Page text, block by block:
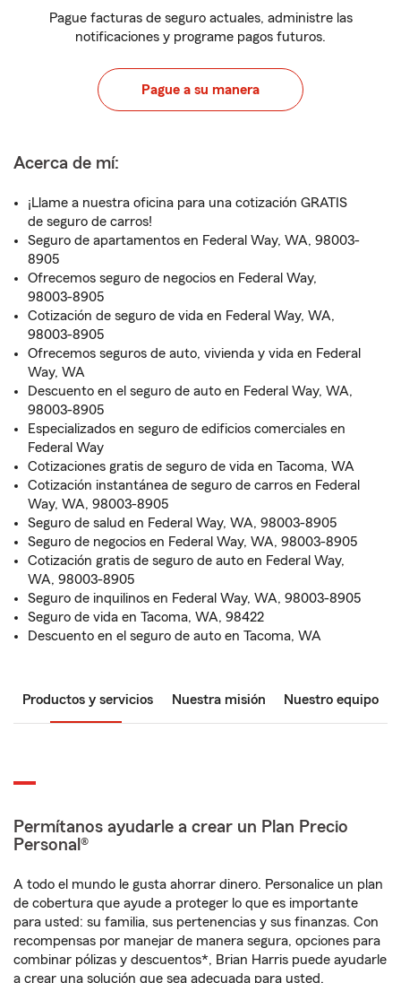
Pague facturas de seguro actuales, administre las
notificaciones y programe pagos futuros.
Pague a su manera
Acerca de mí:
¡Llame a nuestra oficina para una cotización GRATIS
de seguro de carros!
Seguro de apartamentos en Federal Way, WA, 98003-
8905
Ofrecemos seguro de negocios en Federal Way,
98003-8905
Cotización de seguro de vida en Federal Way, WA,
98003-8905
Ofrecemos seguros de auto, vivienda y vida en Federal
Way, WA
Descuento en el seguro de auto en Federal Way, WA,
98003-8905
Especializados en seguro de edificios comerciales en
Federal Way
Cotizaciones gratis de seguro de vida en Tacoma, WA
Cotización instantánea de seguro de carros en Federal
Way, WA, 98003-8905
Seguro de salud en Federal Way, WA, 98003-8905
Seguro de negocios en Federal Way, WA, 98003-8905
Cotización gratis de seguro de auto en Federal Way,
WA, 98003-8905
Seguro de inquilinos en Federal Way, WA, 98003-8905
Seguro de vida en Tacoma, WA, 98422
Descuento en el seguro de auto en Tacoma, WA
Productos y servicios Nuestra misión Nuestro equipo
Permítanos ayudarle a crear un Plan Precio
Personal®
A todo el mundo le gusta ahorrar dinero. Personalice un plan
de cobertura que ayude a proteger lo que es importante
para usted: su familia, sus pertenencias y sus finanzas. Con
recompensas por manejar de manera segura, opciones para
combinar pólizas y descuentos*, Brian Harris puede ayudarle
a crear una solución que sea adecuada para usted.